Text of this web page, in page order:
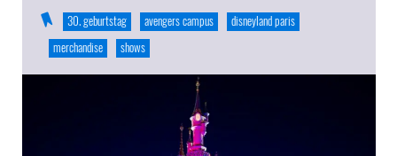
30. geburtstag
avengers campus
disneyland paris
merchandise
shows